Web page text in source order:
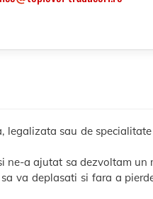
legalizata sau de
ne-a ajutat sa dezvoltam un
va deplasati si fara a